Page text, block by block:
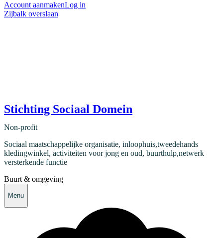
Account aanmakenLog in
Zijbalk overslaan
Stichting Sociaal Domein
Non-profit
Sociaal maatschappelijke organisatie, inloophuis,tweedehands
kledingwinkel, activiteiten voor jong en oud, buurthulp,netwerk
versterkende functie
Buurt & omgeving
Menu